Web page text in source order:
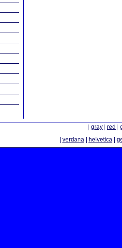
gray red
verdana| helvetica|